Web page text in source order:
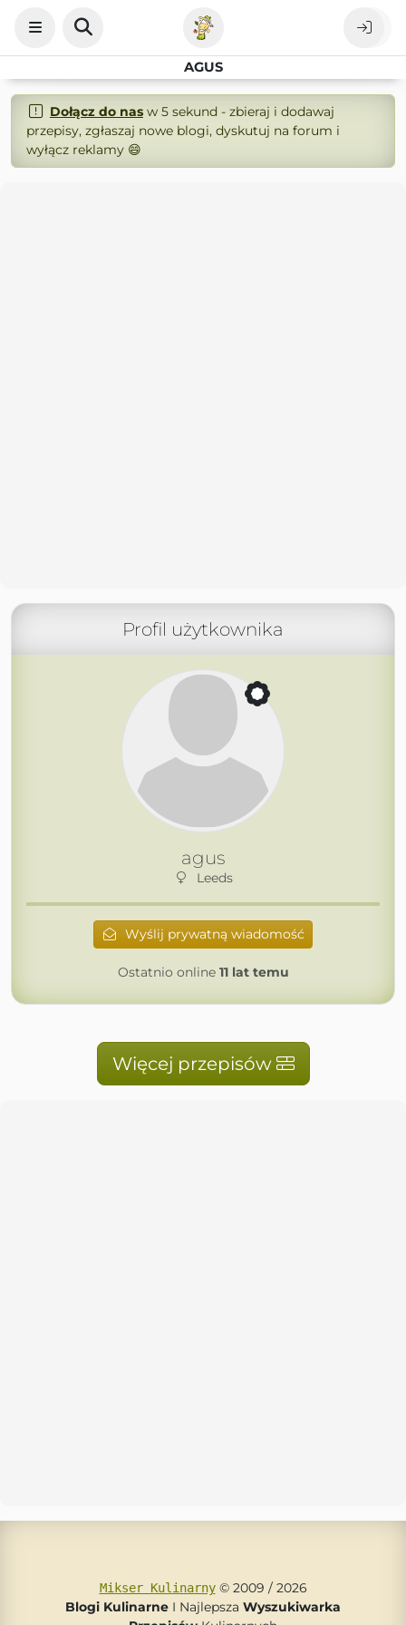
AGUS
Dołącz do nasw 5 sekund - zbieraj i dodawaj
przepisy, zgłaszaj nowe blogi, dyskutuj na forum i
wyłącz reklamy 😄
Profil użytkownika
agus
Leeds
Wyślij prywatną wiadomość
Ostatnio online 11 lat temu
Więcej przepisów
Mikser Kulinarny© 2009 / 2026
Blogi Kulinarne I Najlepsza Wyszukiwarka